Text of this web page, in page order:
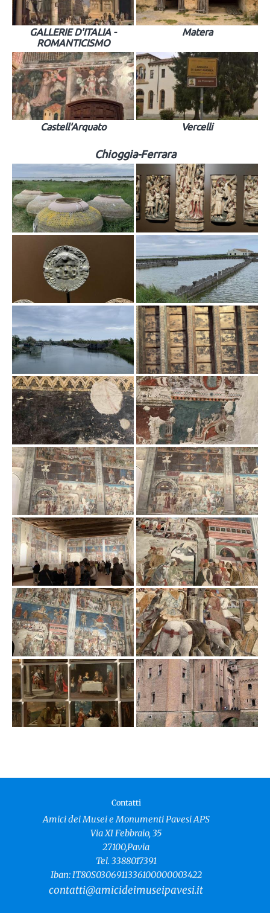
GALLERIE D'ITALIA -
ROMANTICISMO
Matera
Castell'Arquato Vercelli
Chioggia-Ferrara
Contatti
Amici dei Musei e Monumenti Pavesi APS
Via XI Febbraio, 35
27100,Pavia
Tel. 3388017391
Iban: IT80S0306911336100000003422
contatti@amicideimuseipavesi.it